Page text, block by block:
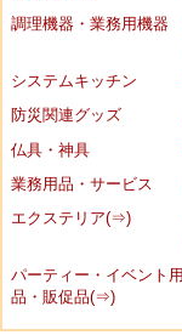
調理機器・業務用機器
システムキッチン
防災関連グッズ
仏具・神具
業務用品・サービス
エクステリア(⇒)
パーティー・イベント用
品・販促品(⇒)